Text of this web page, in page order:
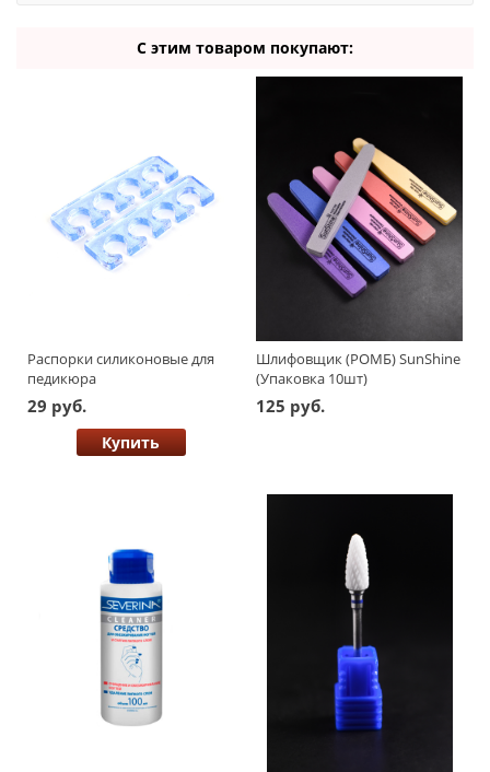
С этим товаром покупают:
Распорки силиконовые для
педикюра
29 руб.
Купить
Шлифовщик (РОМБ) SunShine
(Упаковка 10шт)
125 руб.